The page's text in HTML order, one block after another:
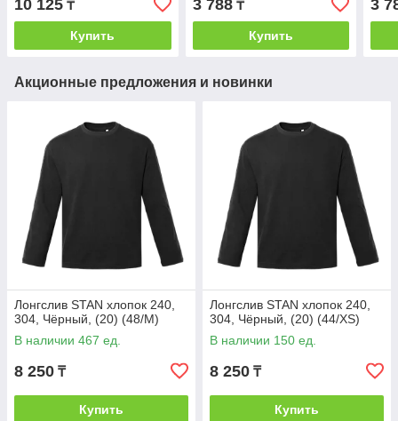
10 125 ₸
Купить
3 788₸
Купить
3
Акционные предложения и новинки
Лонгслив STAN хлопок 240,
304, Чёрный, (20) (48/M)
В наличии 467 ед.
8 250 ₸
Купить
Лонгслив STAN хлопок 240,
304, Чёрный, (20) (44/XS)
В наличии 150 ед.
8 250 ₸
Купить